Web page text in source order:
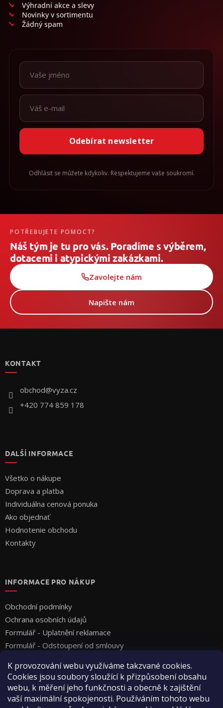
K provozování webu využíváme takzvané cookies.
Cookies jsou soubory sloužící k přizpůsobení obsahu
webu, k měření jeho funkčnosti a obecně k zajištění
vaší maximální spokojenosti. Používáním tohoto webu
Výhradní akce a slevy
Novinky v sortimentu
Žádný spam
Odebírat newsletter
Odhlásit se můžete kdykoliv. Respektujeme vaše soukromí.
POTŘEBUJETE POMOCT?
Náš tým je tu pro vás. Poradíme s výběrem,
dotacemi i atypickými zakázkami.
Zavolejte nám
Napište nám
KONTAKT
obchod@vyza.cz
+420 774 859 178
DALŠÍ INFORMACE
Všetko o nákupe
Doprava a platba
Individuálna cenová ponuka
Ako objednať
Hodnotenie obchodu
Kontakty
INFORMACE PRO NÁKUP
Obchodní podmínky
Ochrana osobních údajů
Formulář - Uplatnění reklamace
Formulář - Odstoupení od smlouvy